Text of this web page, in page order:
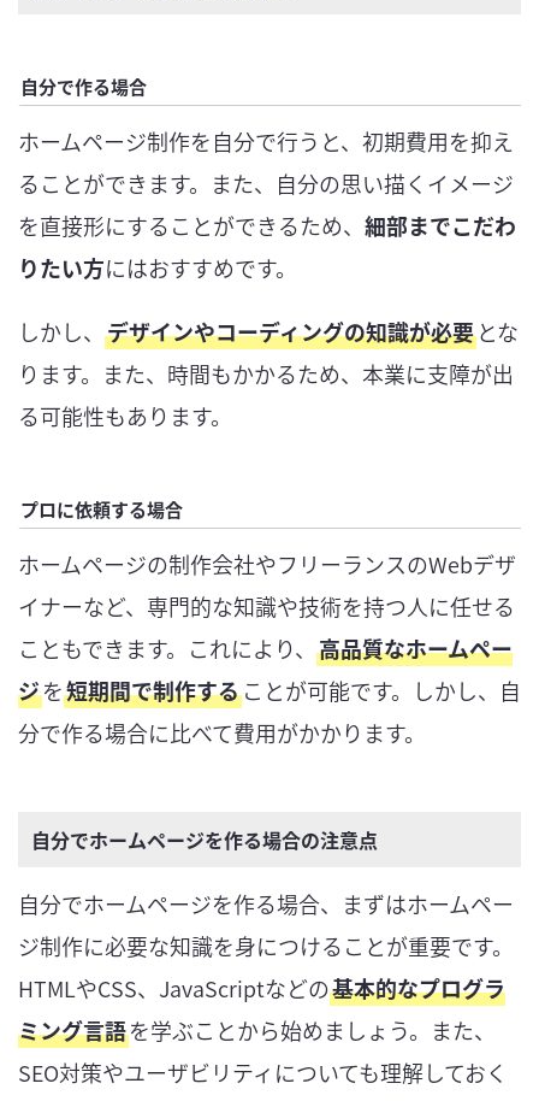
自分で作る場合
ホームページ制作を自分で行うと、初期費用を抑え
ることができます。また、自分の思い描くイメージ
を直接形にすることができるため、 細部までこだわ
りたい方にはおすすめです。
しかし、 デザインやコーディングの知識が必要とな
ります。また、時間もかかるため、本業に支障が出
る可能性もあります。
プロに依頼する場合
ホームページの制作会社やフリーランスのWebデザ
イナーなど、専門的な知識や技術を持つ人に任せる
こともできます。これにより、 高品質なホームペー
ジを短期間で制作することが可能です。しかし、自
分で作る場合に比べて費用がかかります。
自分でホームページを作る場合の注意点
自分でホームページを作る場合、まずはホームペー
ジ制作に必要な知識を身につけることが重要です。
HTMLやCSS、JavaScriptなどの基本的なプログラ
ミング言語を学ぶことから始めましょう。また、
SEO対策やユーザビリティについても理解しておく